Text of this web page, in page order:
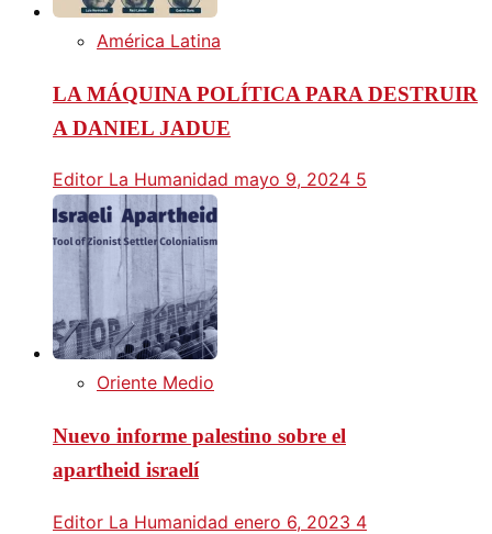
América Latina
LA MÁQUINA POLÍTICA PARA DESTRUIR
A DANIEL JADUE
Editor La Humanidad mayo 9, 2024 5
Oriente Medio
Nuevo informe palestino sobre el
apartheid israelí
Editor La Humanidad enero 6, 2023 4